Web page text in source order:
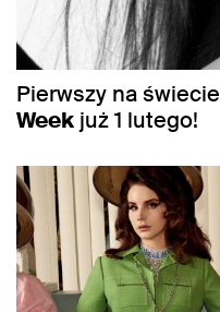
Pierwszy na świecie
Week już 1 lutego!